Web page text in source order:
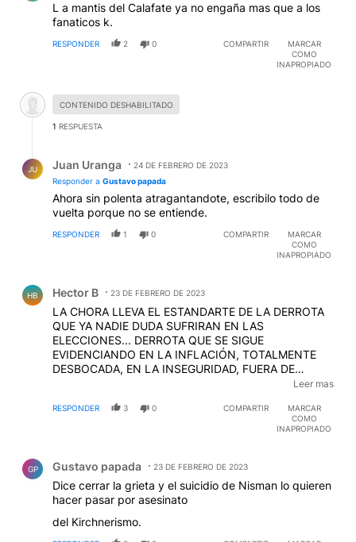
L a mantis del Calafate ya no engaña mas que a los
fanaticos k.
RESPONDER 2 0 COMPARTIR
MARCAR
COMO
INAPROPIADO
Comentario desactivado.
CONTENIDO DESHABILITADO
1 RESPUESTA
JU Juan Uranga
24 DE FEBRERO DE 2023
Responder a Gustavo papada
Ahora sin polenta atragantandote, escribilo todo de
vuelta porque no se entiende.
RESPONDER 1 0 COMPARTIR
MARCAR
COMO
INAPROPIADO
HB Hector B 23 DE FEBRERO DE 2023
LA CHORA LLEVA EL ESTANDARTE DE LA DERROTA
QUE YA NADIE DUDA SUFRIRAN EN LAS
ELECCIONES... DERROTA QUE SE SIGUE
EVIDENCIANDO EN LA INFLACIÓN, TOTALMENTE
DESBOCADA, EN LA INSEGURIDAD, FUERA DE
CONTROL, Y SE RESPIRA QIE OCHO DE CADA DIEZ
DE DIFERENCIAS IDEOLÓGICAS. .. ES QUE NADIE
QUIERE VOLVER A TENER LADRONES COMUNES EN
DEFIENDE EL LUMPENAJE QUE LA NECESITA PARA
SOBREVIVIR EN UN PAÍS NORMAL. KIRCHOS SIN
MORAL
Leer mas
RESPONDER 3 0 COMPARTIR
MARCAR
COMO
INAPROPIADO
GP Gustavo papada 23 DE FEBRERO DE 2023
Dice cerrar la grieta y el suicidio de Nisman lo quieren
hacer pasar por asesinato
del Kirchnerismo.